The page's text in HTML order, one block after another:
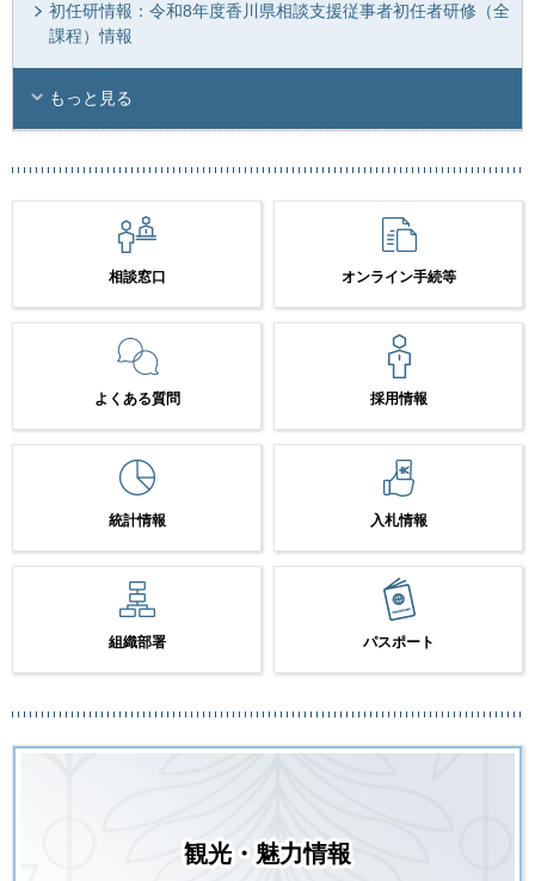
初任研情報：令和8年度香川県相談支援従事者初任者研修（全
課程）情報
もっと見る
相談窓口 オンライン手続等
よくある質問 採用情報
統計情報 入札情報
組織部署 パスポート
観光・魅力情報